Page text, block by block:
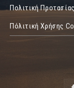
Πολιτική
Πόλιτική Χρήσης